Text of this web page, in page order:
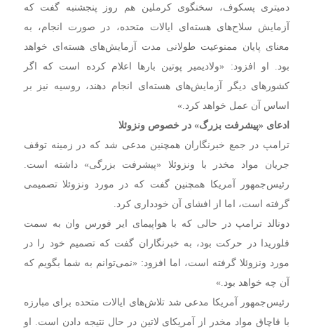
دمیتری پسکوف، سخنگوی کرملین هم روز پنجشنبه گفت که
آزمایش سلاح‌های هسته‌ای ایالات متحده، در صورت انجام، به
معنای پایان ممنوعیت طولانی مدت آزمایش‌های هسته‌ای خواهد
بود. او افزود: «ولادیمیر پوتین بارها اعلام کرده است که اگر
کشورهای دیگر آزمایش‌های هسته‌ای انجام دهند، روسیه نیز بر
اساس آن عمل خواهد کرد.»
ادعای «پیشرفت بزرگ» در خصوص ونزوئلا
ترامپ در جمع خبرنگاران همچنین مدعی شد که در زمینه توقف
جریان مواد مخدر با ونزوئلا «پیشرفت بزرگی» داشته است.
رئیس‌جمهور آمریکا همچنین گفت که در مورد ونزوئلا تصمیمی
گرفته است، اما از افشای آن خودداری کرد.
دونالد ترامپ در حالی که با هواپیمای ایر فورس وان به سمت
فلوریدا در حرکت بود، به خبرنگاران گفت که تصمیم خود را در
مورد ونزوئلا گرفته است، اما افزود: «نمی‌توانم به شما بگویم که
آن چه خواهد بود.»
رئیس‌جمهور آمریکا مدعی شد تلاش‌های ایالات متحده برای مبارزه
با قاچاق مواد مخدر از آمریکای لاتین در حال نتیجه دادن است. او